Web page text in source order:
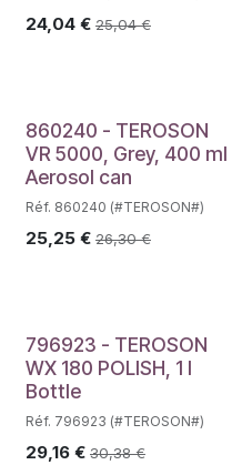
24,04 € 25,04€
860240 - TEROSON
VR 5000, Grey, 400 ml
Aerosol can
Réf. 860240 (#TEROSON#)
25,25 € 26,30€
796923 - TEROSON
WX 180 POLISH, 1 l
Bottle
Réf. 796923 (#TEROSON#)
29,16 € 30,38€